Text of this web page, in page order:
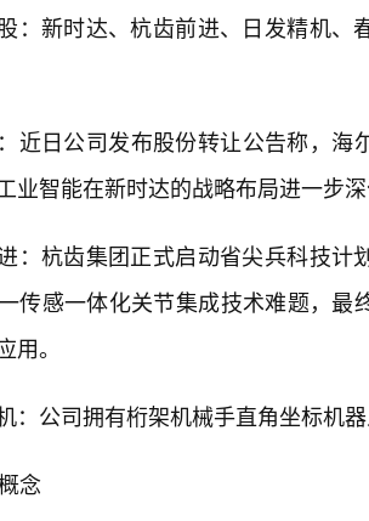
：新时达、杭齿前进、日发精机
近日公司发布股份转让公告称，
业智能在新时达的战略布局进一步
：杭齿集团正式启动省尖兵科技
传感一体化关节集成技术难题，最
用。
：公司拥有桁架机械手直角坐标机
念